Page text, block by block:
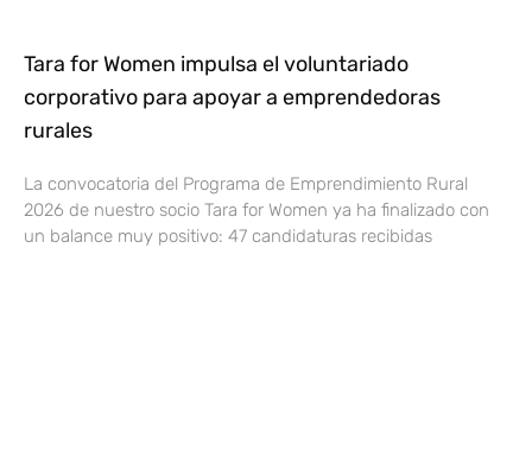
Tara for Women impulsa el voluntariado
corporativo para apoyar a emprendedoras
rurales
La convocatoria del Programa de Emprendimiento Rural
2026 de nuestro socio Tara for Women ya ha finalizado con
un balance muy positivo: 47 candidaturas recibidas